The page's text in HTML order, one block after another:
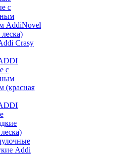
с
AddiNovel
леска)
Crasy
с
(красная
Addi